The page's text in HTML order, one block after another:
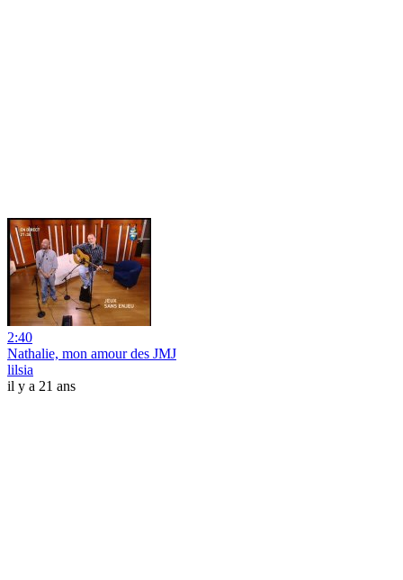
2:40
Nathalie, mon amour des JMJ
lilsia
il y a 21 ans